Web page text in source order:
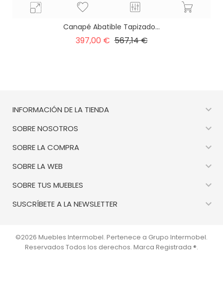
Canapé Abatible Tapizado...
397,00 € Precio
567,14 €Precio
INFORMACIÓN DE LA TIENDA 
SOBRE NOSOTROS 
SOBRE LA COMPRA 
SOBRE LA WEB 
SOBRE TUS MUEBLES 
SUSCRÍBETE A LA NEWSLETTER 
©2026 Muebles Intermobel. Pertenece a Grupo Intermobel.
Reservados Todos los derechos. Marca Registrada ®.